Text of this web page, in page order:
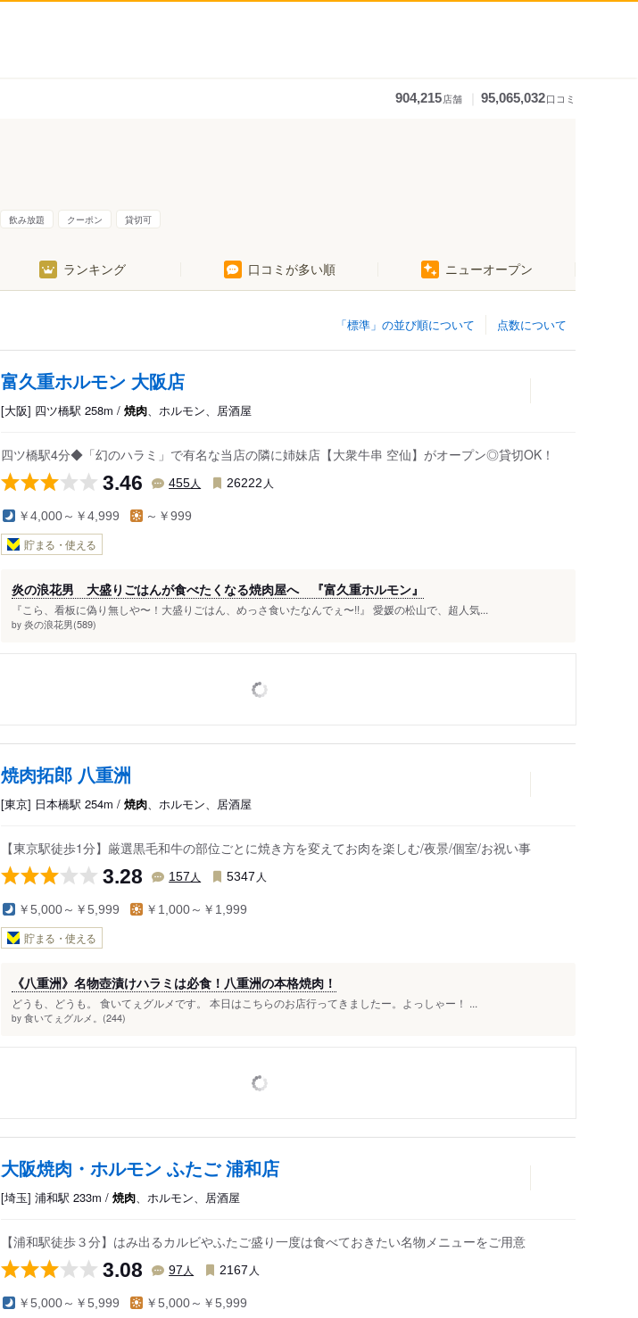
904,215店舗 95,065,032口コミ
飲み放題 クーポン 貸切可
ランキング 口コミが多い順 ニューオープン
点数について
「標準」の並び順について
富久重ホルモン 大阪店
[大阪] 四ツ橋駅 258m / 焼肉、ホルモン、居酒屋
四ツ橋駅4分◆「幻のハラミ」で有名な当店の隣に姉妹店【大衆牛串 空仙】がオープン◎貸切OK！
3.46 455人 26222 人
￥4,000～￥4,999 ～￥999
貯まる・使える
炎の浪花男 大盛りごはんが食べたくなる焼肉屋へ 『富久重ホルモン』
『こら、看板に偽り無しや〜！大盛りごはん、めっさ食いたなんでぇ〜!!』 愛媛の松山で、超人気...
by 炎の浪花男(589)
焼肉拓郎 八重洲
[東京] 日本橋駅 254m / 焼肉、ホルモン、居酒屋
【東京駅徒歩1分】厳選黒毛和牛の部位ごとに焼き方を変えてお肉を楽しむ/夜景/個室/お祝い事
3.28 157 人 5347 人
￥5,000～￥5,999 ￥1,000～￥1,999
貯まる・使える
《八重洲》名物壺漬けハラミは必食！八重洲の本格焼肉！
どうも、どうも。 食いてぇグルメです。 本日はこちらのお店行ってきましたー。よっしゃー！ ...
by 食いてぇグルメ。(244)
大阪焼肉・ホルモン ふたご 浦和店
[埼玉] 浦和駅 233m / 焼肉、ホルモン、居酒屋
【浦和駅徒歩３分】はみ出るカルビやふたご盛り一度は食べておきたい名物メニューをご用意
3.08 97 人 2167 人
￥5,000～￥5,999 ￥5,000～￥5,999